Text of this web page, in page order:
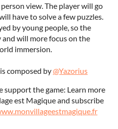
view. The player will go
have to solve a few puzzles.
by young people, so the
and will more focus on the
immersion.
composed by@Yazorius
support the game: Learn more
est Magique and subscribe